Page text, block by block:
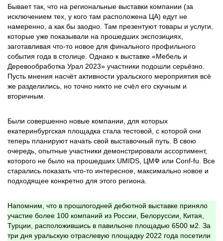
Бывает так, что на региональные выставки компании (за
исключением тех, у кого там расположена ЦА) едут не
намеренно, а как бы заодно. Там презентуют товары и услуги,
которые уже показывали на прошедших экспозициях,
заготавливая что-то новое для финального профильного
события года в столице. Однако к выставке «Мебель и
Деревообработка Урал 2023» участники подошли серьёзно.
Пусть мнения насчёт активности уральского мероприятия всё
же разделились, но точно никто не счёл его скучным и
вторичным.
Были совершенно новые компании, для которых
екатеринбургская площадка стала тестовой, с которой они
теперь планируют начать свой выставочный путь. В свою
очередь, опытные участники демонстрировали ассортимент,
которого не было на прошедших UMIDS, ЦМФ или Conf-fu. Все
старались показать что-то интересное, максимально новое и
подходящее конкретно для этого региона.
Напомним, что в прошлогодней дебютной выставке приняло
участие более 100 компаний из России, Белоруссии, Китая,
Турции, расположившись в павильоне площадью 6500 м2. За
три дня уральскую отраслевую площадку 2022 года посетили